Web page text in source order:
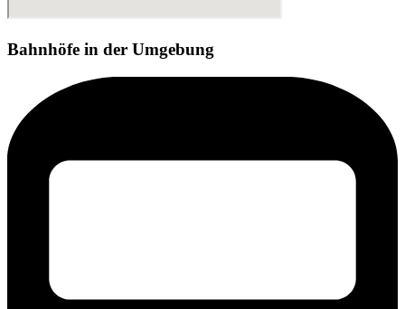
Bahnhöfe in der Umgebung